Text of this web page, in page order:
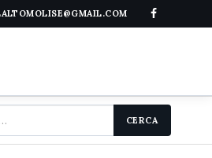
CERCA